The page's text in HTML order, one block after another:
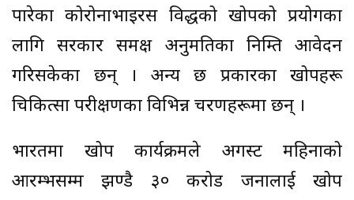
पारेका कोरोनाभाइरस विरुद्धको खोपको प्रयोगका
लागि सरकार समक्ष अनुमतिका निम्ति आवेदन
गरिसकेका छन् । अन्य छ प्रकारका खोपहरू
चिकित्सा परीक्षणका विभिन्न चरणहरूमा छन् ।
भारतमा खोप कार्यक्रमले अगस्ट महिनाको
आरम्भसम्म झण्डै ३० करोड जनालाई खोप